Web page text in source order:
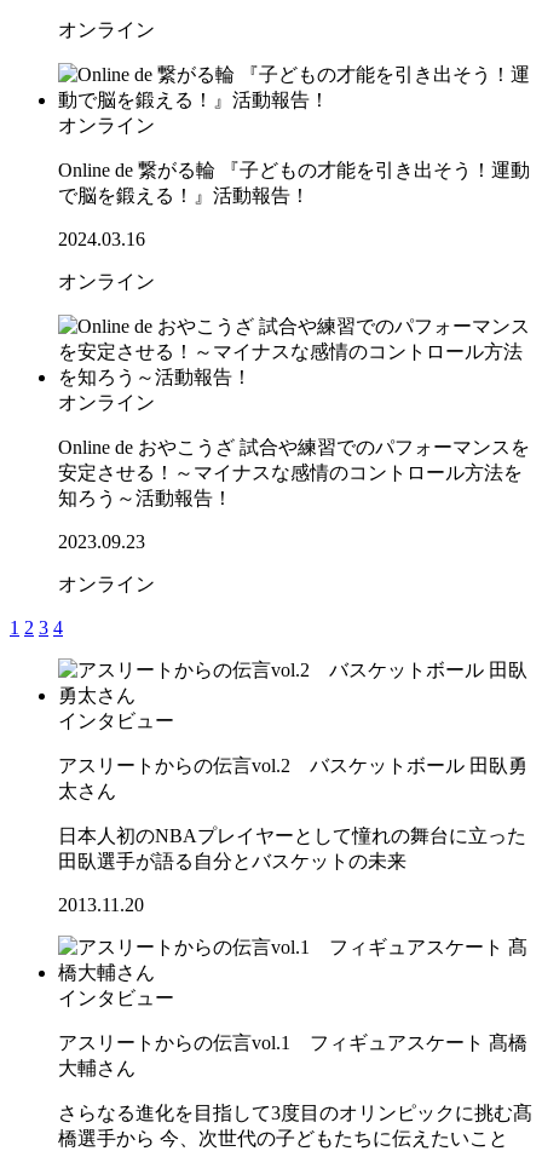
オンライン
オンライン
Online de 繋がる輪 『子どもの才能を引き出そう！運動
で脳を鍛える！』活動報告！
2024.03.16
オンライン
オンライン
Online de おやこうざ 試合や練習でのパフォーマンスを
安定させる！～マイナスな感情のコントロール方法を
知ろう～活動報告！
2023.09.23
オンライン
1 2 3 4
インタビュー
アスリートからの伝言vol.2 バスケットボール 田臥勇
太さん
日本人初のNBAプレイヤーとして憧れの舞台に立った
田臥選手が語る自分とバスケットの未来
2013.11.20
インタビュー
アスリートからの伝言vol.1 フィギュアスケート 髙橋
大輔さん
さらなる進化を目指して3度目のオリンピックに挑む髙
橋選手から 今、次世代の子どもたちに伝えたいこと